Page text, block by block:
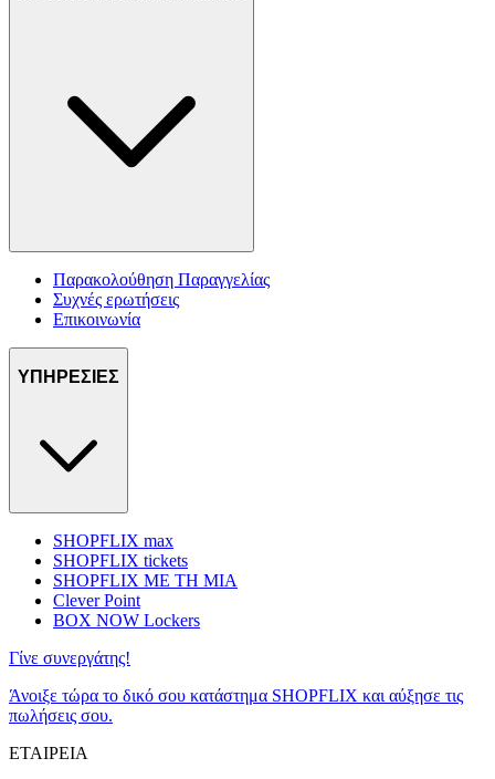
Παρακολούθηση Παραγγελίας
Συχνές ερωτήσεις
Επικοινωνία
ΥΠΗΡΕΣΙΕΣ
SHOPFLIX max
SHOPFLIX tickets
SHOPFLIX ΜΕ ΤΗ ΜΙΑ
Clever Point
BOX NOW Lockers
Γίνε συνεργάτης!
Άνοιξε τώρα το δικό σου κατάστημα SHOPFLIX και αύξησε τις
πωλήσεις σου.
ΕΤΑΙΡΕΙΑ